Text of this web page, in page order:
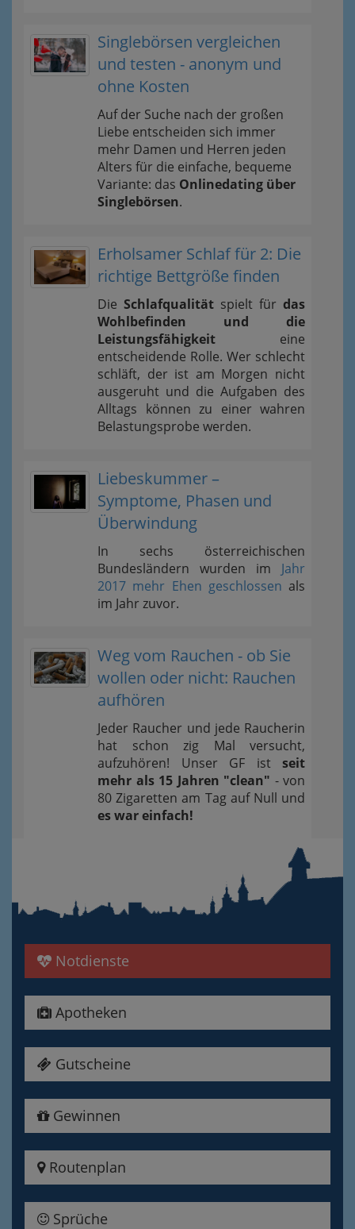
Singlebörsen vergleichen
und testen - anonym und
ohne Kosten
Auf der Suche nach der großen
Liebe entscheiden sich immer
mehr Damen und Herren jeden
Alters für die einfache, bequeme
Variante: das Onlinedating über
Singlebörsen.
Erholsamer Schlaf für 2: Die
richtige Bettgröße finden
Die Schlafqualität spielt für das
Wohlbefinden und die
Leistungsfähigkeit eine
entscheidende Rolle. Wer schlecht
schläft, der ist am Morgen nicht
ausgeruht und die Aufgaben des
Alltags können zu einer wahren
Belastungsprobe werden.
Liebeskummer –
Symptome, Phasen und
Überwindung
In sechs österreichischen
Bundesländern wurden im Jahr
2017 mehr Ehen geschlossen als
im Jahr zuvor.
Weg vom Rauchen - ob Sie
wollen oder nicht: Rauchen
aufhören
Jeder Raucher und jede Raucherin
hat schon zig Mal versucht,
aufzuhören! Unser GF ist seit
mehr als 15 Jahren "clean" - von
80 Zigaretten am Tag auf Null und
es war einfach!
Notdienste
Apotheken
Gutscheine
Gewinnen
Routenplan
Sprüche